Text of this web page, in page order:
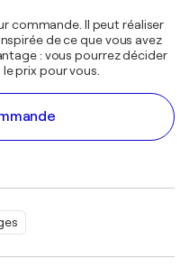
commande. Il peut réaliser
de ce que vous avez
: vous pourrez décider
prix pour vous.